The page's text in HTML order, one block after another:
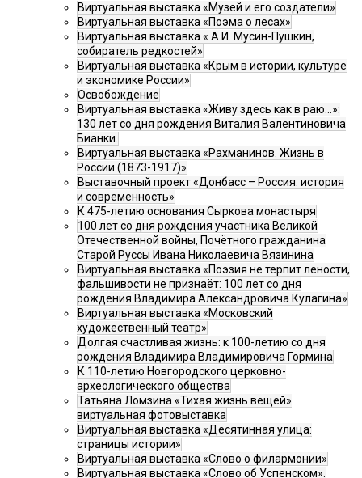
Виртуальная выставка «Музей и его создатели»
Виртуальная выставка «Поэма о лесах»
Виртуальная выставка « А.И. Мусин-Пушкин,
собиратель редкостей»
Виртуальная выставка «Крым в истории, культуре
и экономике России»
Освобождение
Виртуальная выставка «Живу здесь как в раю…»:
130 лет со дня рождения Виталия Валентиновича
Бианки.
Виртуальная выставка «Рахманинов. Жизнь в
России (1873-1917)»
Выставочный проект «Донбасс – Россия: история
и современность»
К 475-летию основания Сыркова монастыря
100 лет со дня рождения участника Великой
Отечественной войны, Почётного гражданина
Старой Руссы Ивана Николаевича Вязинина
Виртуальная выставка «Поэзия не терпит лености,
фальшивости не признаёт: 100 лет со дня
рождения Владимира Александровича Кулагина»
Виртуальная выставка «Московский
художественный театр»
Долгая счастливая жизнь: к 100-летию со дня
рождения Владимира Владимировича Гормина
К 110-летию Новгородского церковно-
археологического общества
Татьяна Ломзина «Тихая жизнь вещей»
виртуальная фотовыставка
Виртуальная выставка «Десятинная улица:
страницы истории»
Виртуальная выставка «Слово о филармонии»
Виртуальная выставка «Слово об Успенском».